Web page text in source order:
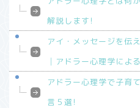
解説します!
アイ・メッセージを伝
│アドラー心理学によ
アドラー心理学で子育
言５選!